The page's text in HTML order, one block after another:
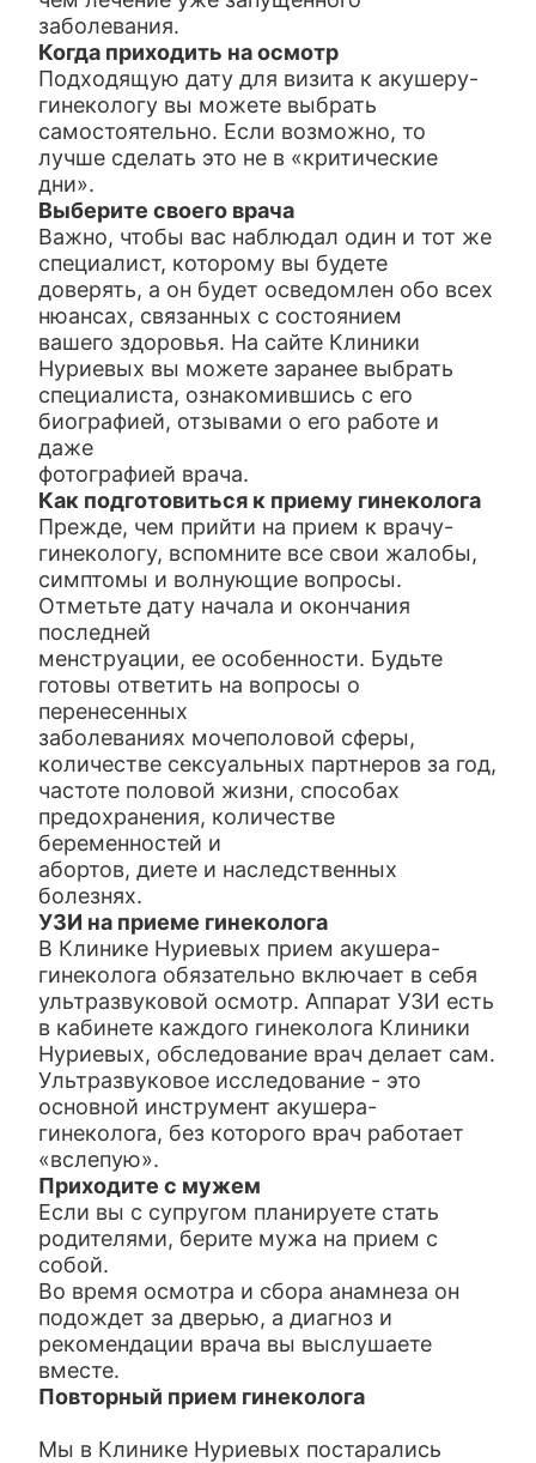
заболевания.
Когда приходить на осмотр
Подходящую дату для визита к акушеру-
гинекологу вы можете выбрать
самостоятельно. Если возможно, то
лучше сделать это не в «критические
дни».
Выберите своего врача
Важно, чтобы вас наблюдал один и тот же
специалист, которому вы будете
доверять, а он будет осведомлен обо всех
нюансах, связанных с состоянием
вашего здоровья. На сайте Клиники
Нуриевых вы можете заранее выбрать
специалиста, ознакомившись с его
биографией, отзывами о его работе и
даже
фотографией врача.
Как подготовиться к приему гинеколога
Прежде, чем прийти на прием к врачу-
гинекологу, вспомните все свои жалобы,
симптомы и волнующие вопросы.
Отметьте дату начала и окончания
последней
менструации, ее особенности. Будьте
готовы ответить на вопросы о
перенесенных
заболеваниях мочеполовой сферы,
количестве сексуальных партнеров за год,
частоте половой жизни, способах
предохранения, количестве
беременностей и
абортов, диете и наследственных
болезнях.
УЗИ на приеме гинеколога
В Клинике Нуриевых прием акушера-
гинеколога обязательно включает в себя
ультразвуковой осмотр. Аппарат УЗИ есть
в кабинете каждого гинеколога Клиники
Нуриевых, обследование врач делает сам.
Ультразвуковое исследование - это
основной инструмент акушера-
гинеколога, без которого врач работает
«вслепую».
Приходите с мужем
Если вы с супругом планируете стать
родителями, берите мужа на прием с
собой.
Во время осмотра и сбора анамнеза он
подождет за дверью, а диагноз и
рекомендации врача вы выслушаете
вместе.
Повторный прием гинеколога
Мы в Клинике Нуриевых постарались